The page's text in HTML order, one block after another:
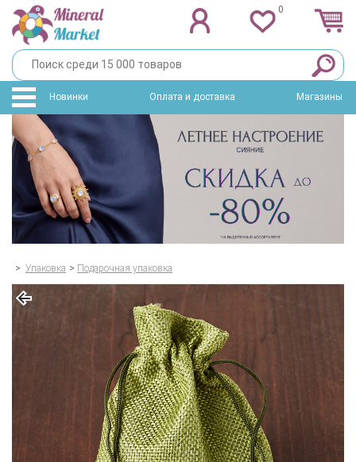
0
Новинки Оплата и доставка Магазины
> Упаковка > Подарочная упаковка